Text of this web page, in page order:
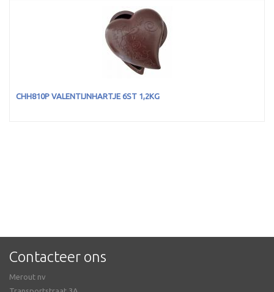
CHH810P VALENTIJNHARTJE 6ST 1,2KG
Contacteer ons
Merout nv